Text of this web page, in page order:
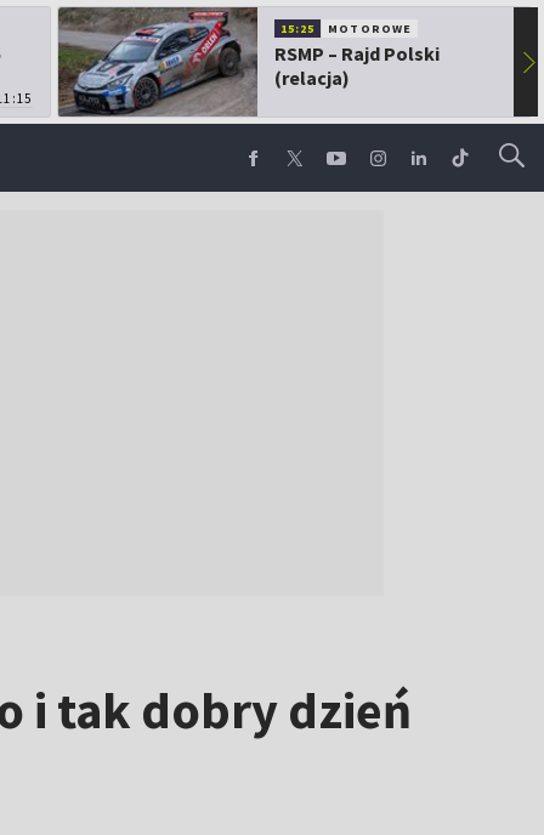
15:25 MOTOROWE
RSMP – Rajd Polski
(relacja)
▶
i tak dobry dzień